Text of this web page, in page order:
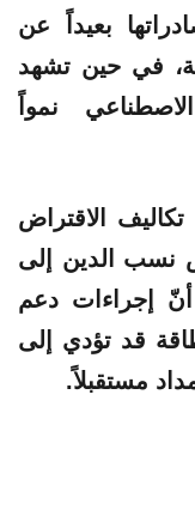
بعيداً عن
في حين تشهد
نمواً
الاقتراض
نسب الدين إلى
أنّ إجراءات دعم
قد تؤدي إلى
مستقبلاً.